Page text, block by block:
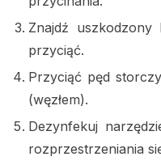
Znajdź
przyciąć.
Przyciąć pęd
(węzłem).
Dezynfekuj
rozprzestrzeniania